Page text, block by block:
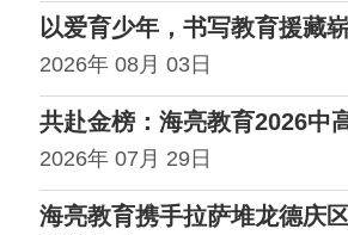
以爱育少年，书写教育援藏
2026年 08月 03日
共赴金榜：海亮教育2026中
2026年 07月 29日
海亮教育携手拉萨堆龙德庆